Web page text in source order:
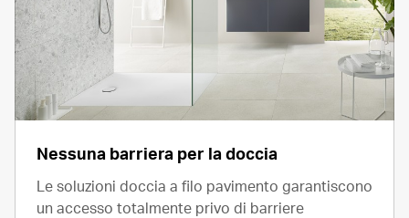
Nessuna barriera per la doccia
Le soluzioni doccia a filo pavimento garantiscono
un accesso totalmente privo di barriere